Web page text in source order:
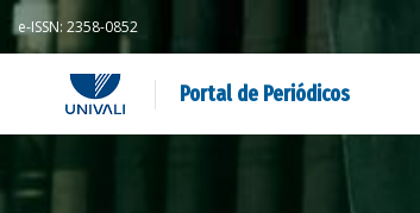
e-ISSN: 2358-0852
Portal de Periódicos